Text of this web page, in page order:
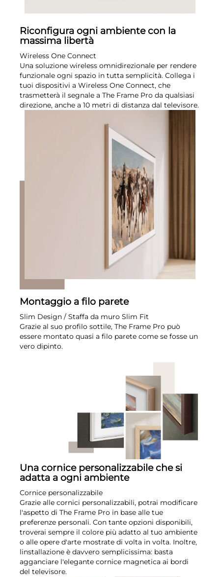
Riconfigura ogni ambiente con la
massima libertà
Wireless One Connect
Una soluzione wireless omnidirezionale per rendere
funzionale ogni spazio in tutta semplicità. Collega i
tuoi dispositivi a Wireless One Connect, che
trasmetterà il segnale a The Frame Pro da qualsiasi
direzione, anche a 10 metri di distanza dal televisore.
Montaggio a filo parete
Slim Design / Staffa da muro Slim Fit
Grazie al suo profilo sottile, The Frame Pro può
essere montato quasi a filo parete come se fosse un
vero dipinto.
Una cornice personalizzabile che si
adatta a ogni ambiente
Cornice personalizzabile
Grazie alle cornici personalizzabili, potrai modificare
l'aspetto di The Frame Pro in base alle tue
preferenze personali. Con tante opzioni disponibili,
troverai sempre il colore più adatto al tuo ambiente
o alle opere d'arte mostrate di volta in volta. Inoltre,
linstallazione è davvero semplicissima: basta
agganciare l'elegante cornice magnetica ai bordi
del televisore.